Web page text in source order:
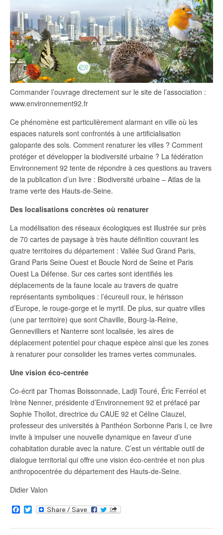
Commander l’ouvrage directement sur le site de l’association :
www.environnement92.fr
Ce phénomène est particulièrement alarmant en ville où les
espaces naturels sont confrontés à une artificialisation
galopante des sols. Comment renaturer les villes ? Comment
protéger et développer la biodiversité urbaine ? La fédération
Environnement 92 tente de répondre à ces questions au travers
de la publication d’un livre : Biodiversité urbaine – Atlas de la
trame verte des Hauts-de-Seine.
Des localisations concrètes où renaturer
La modélisation des réseaux écologiques est illustrée sur près
de 70 cartes de paysage à très haute définition couvrant les
quatre territoires du département : Vallée Sud Grand Paris,
Grand Paris Seine Ouest et Boucle Nord de Seine et Paris
Ouest La Défense. Sur ces cartes sont identifiés les
déplacements de la faune locale au travers de quatre
représentants symboliques : l’écureuil roux, le hérisson
d’Europe, le rouge-gorge et le myrtil. De plus, sur quatre villes
(une par territoire) que sont Chaville, Bourg-la-Reine,
Gennevilliers et Nanterre sont localisée, les aires de
déplacement potentiel pour chaque espèce ainsi que les zones
à renaturer pour consolider les trames vertes communales.
Une vision éco-centrée
Co-écrit par Thomas Boissonnade, Ladji Touré, Éric Ferréol et
Irène Nenner, présidente d’Environnement 92 et préfacé par
Sophie Thollot, directrice du CAUE 92 et Céline Clauzel,
professeur des universités à Panthéon Sorbonne Paris I, ce livre
invite à impulser une nouvelle dynamique en faveur d’une
cohabitation durable avec la nature. C’est un véritable outil de
dialogue territorial qui offre une vision éco-centrée et non plus
anthropocentrée du département des Hauts-de-Seine.
Didier Valon
F
a
c
T
w
i